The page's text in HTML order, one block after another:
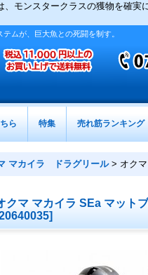
モンスタークラスの獲物を確
ムが、巨大魚との死闘を制す。
ら 特集 売れ筋ランキング
マカイラ ドラグリール > オク
クマ マカイラ SEa マット
]